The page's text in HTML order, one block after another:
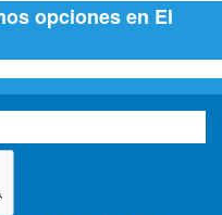
opciones en El